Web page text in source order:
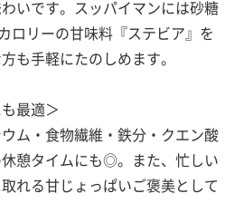
いです。スッパイマンには砂糖
ロリーの甘味料『ステビア』を
も手軽にたのしめます。
最適＞
ム・食物繊維・鉄分・クエン酸
憩タイムにも◎。また、忙しい
れる甘じょっぱいご褒美として